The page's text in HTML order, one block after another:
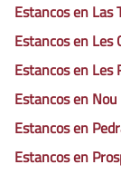
Estancos en Las
Estancos en Les
Estancos en Les
Estancos en
Estancos en
Estancos en